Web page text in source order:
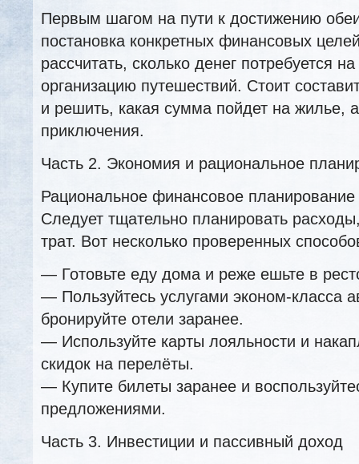
Первым шагом на пути к достижению
постановка конкретных финансовых
рассчитать, сколько денег потребуется
организацию путешествий. Стоит
и решить, какая сумма пойдет на жилье,
приключения.
Часть 2. Экономия и рациональное
Рациональное финансовое
Следует тщательно планировать
трат. Вот несколько проверенных
— Готовьте еду дома и реже ешьте в
— Пользуйтесь услугами эконом-класса
бронируйте отели заранее.
— Используйте карты лояльности и
скидок на перелёты.
— Купите билеты заранее и
предложениями.
Часть 3. Инвестиции и пассивный доход